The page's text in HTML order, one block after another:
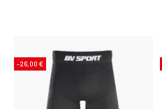
-26,00 €